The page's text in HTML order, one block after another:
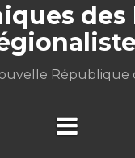
des
République